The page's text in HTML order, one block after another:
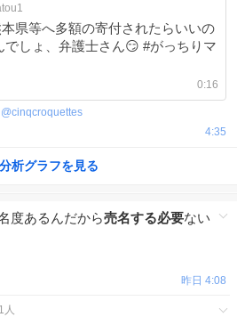
県等へ多額の寄付されたらいいの
でしょ、弁護士さん😏 #がっちりマ
0:16
@cinqcroquettes
4:35
分析グラフを見る
度あるんだから売名する必要ない
昨日 4:08
1 人